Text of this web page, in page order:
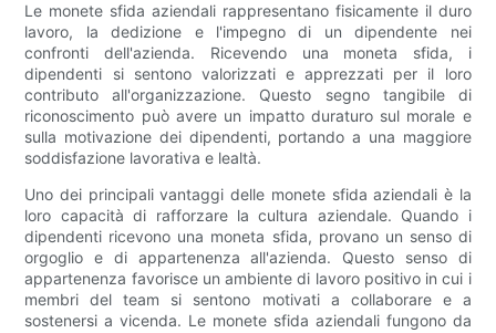
Le monete sfida aziendali rappresentano fisicamente il duro
lavoro, la dedizione e l'impegno di un dipendente nei
confronti dell'azienda. Ricevendo una moneta sfida, i
dipendenti si sentono valorizzati e apprezzati per il loro
contributo all'organizzazione. Questo segno tangibile di
riconoscimento può avere un impatto duraturo sul morale e
sulla motivazione dei dipendenti, portando a una maggiore
soddisfazione lavorativa e lealtà.
Uno dei principali vantaggi delle monete sfida aziendali è la
loro capacità di rafforzare la cultura aziendale. Quando i
dipendenti ricevono una moneta sfida, provano un senso di
orgoglio e di appartenenza all'azienda. Questo senso di
appartenenza favorisce un ambiente di lavoro positivo in cui i
membri del team si sentono motivati a collaborare e a
sostenersi a vicenda. Le monete sfida aziendali fungono da